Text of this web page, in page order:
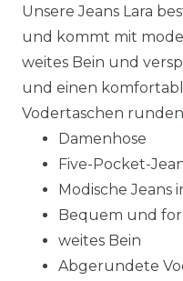
Unsere Jeans Lara
und kommt mit
weites Bein und
und einen
Vodertaschen
Damenhose
Five-Pocket-
Modische Jeans
Bequem und
weites Bein
Abgerundete